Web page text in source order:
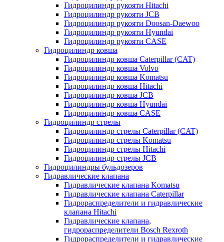
Гидроцилиндр рукояти Hitachi
Гидроцилиндр рукояти JCB
Гидроцилиндр рукояти Doosan-Daewoo
Гидроцилиндр рукояти Hyundai
Гидроцилиндр рукояти CASE
Гидроцилиндр ковша
Гидроцилиндр ковша Caterpillar (CAT)
Гидроцилиндр ковша Volvo
Гидроцилиндр ковша Komatsu
Гидроцилиндр ковша Hitachi
Гидроцилиндр ковша JCB
Гидроцилиндр ковша Hyundai
Гидроцилиндр ковша CASE
Гидроцилиндр стрелы
Гидроцилиндр стрелы Caterpillar (CAT)
Гидроцилиндр стрелы Komatsu
Гидроцилиндр стрелы Hitachi
Гидроцилиндр стрелы JCB
Гидроцилиндры бульдозеров
Гидравлические клапана
Гидравлические клапана Komatsu
Гидравлические клапана Caterpillar
Гидрораспределители и гидравлические
клапана Hitachi
Гидравлические клапана,
гидрораспределители Bosch Rexroth
Гидрораспределители и гидравлические